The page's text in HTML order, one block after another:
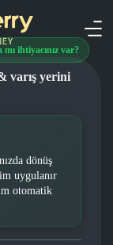
mı ihtiyacınız var?
varış yerini
dönüş
uygulanır
otomatik